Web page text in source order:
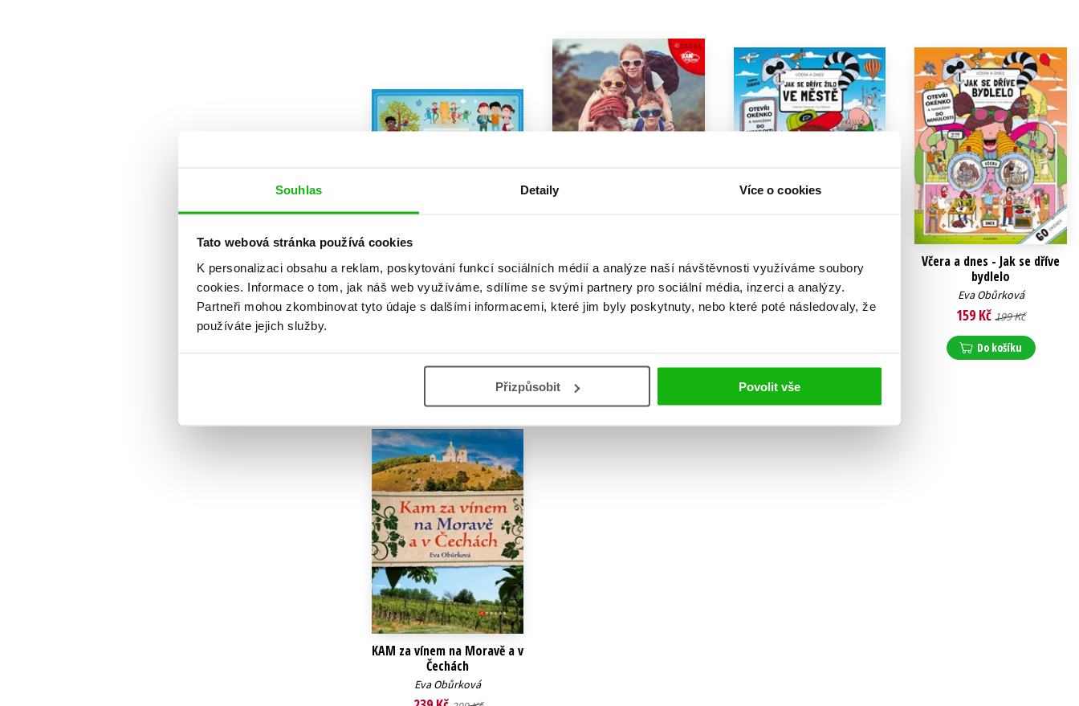
Souhlas Detaily Více o cookies
Tato webová stránka používá cookies
K personalizaci obsahu a reklam, poskytování funkcí sociálních médií a analýze naší návštěvnosti využíváme soubory
cookies. Informace o tom, jak náš web využíváme, sdílíme se svými partnery pro sociální média, inzerci a analýzy.
Partneři mohou zkombinovat tyto údaje s dalšími informacemi, které jim byly poskytnuty, nebo které poté následovaly, že
používáte jejich služby.
Přizpůsobit Povolit vše
Jak se stát mistrem
vypravěčem
Eva Obůrková,
Petra Bartíková
Výlety s dětmi na jižní a
východní Moravě
Eva Obůrková
239 Kč 299 Kč
Včera a dnes - Jak se žilo ve
městech
Eva Obůrková
159 Kč
Včera a dnes - Jak se dříve
bydlelo
Eva Obůrková
159 Kč199 Kč
Do košíku
KAM za vínem na Moravě a v
Čechách
Eva Obůrková